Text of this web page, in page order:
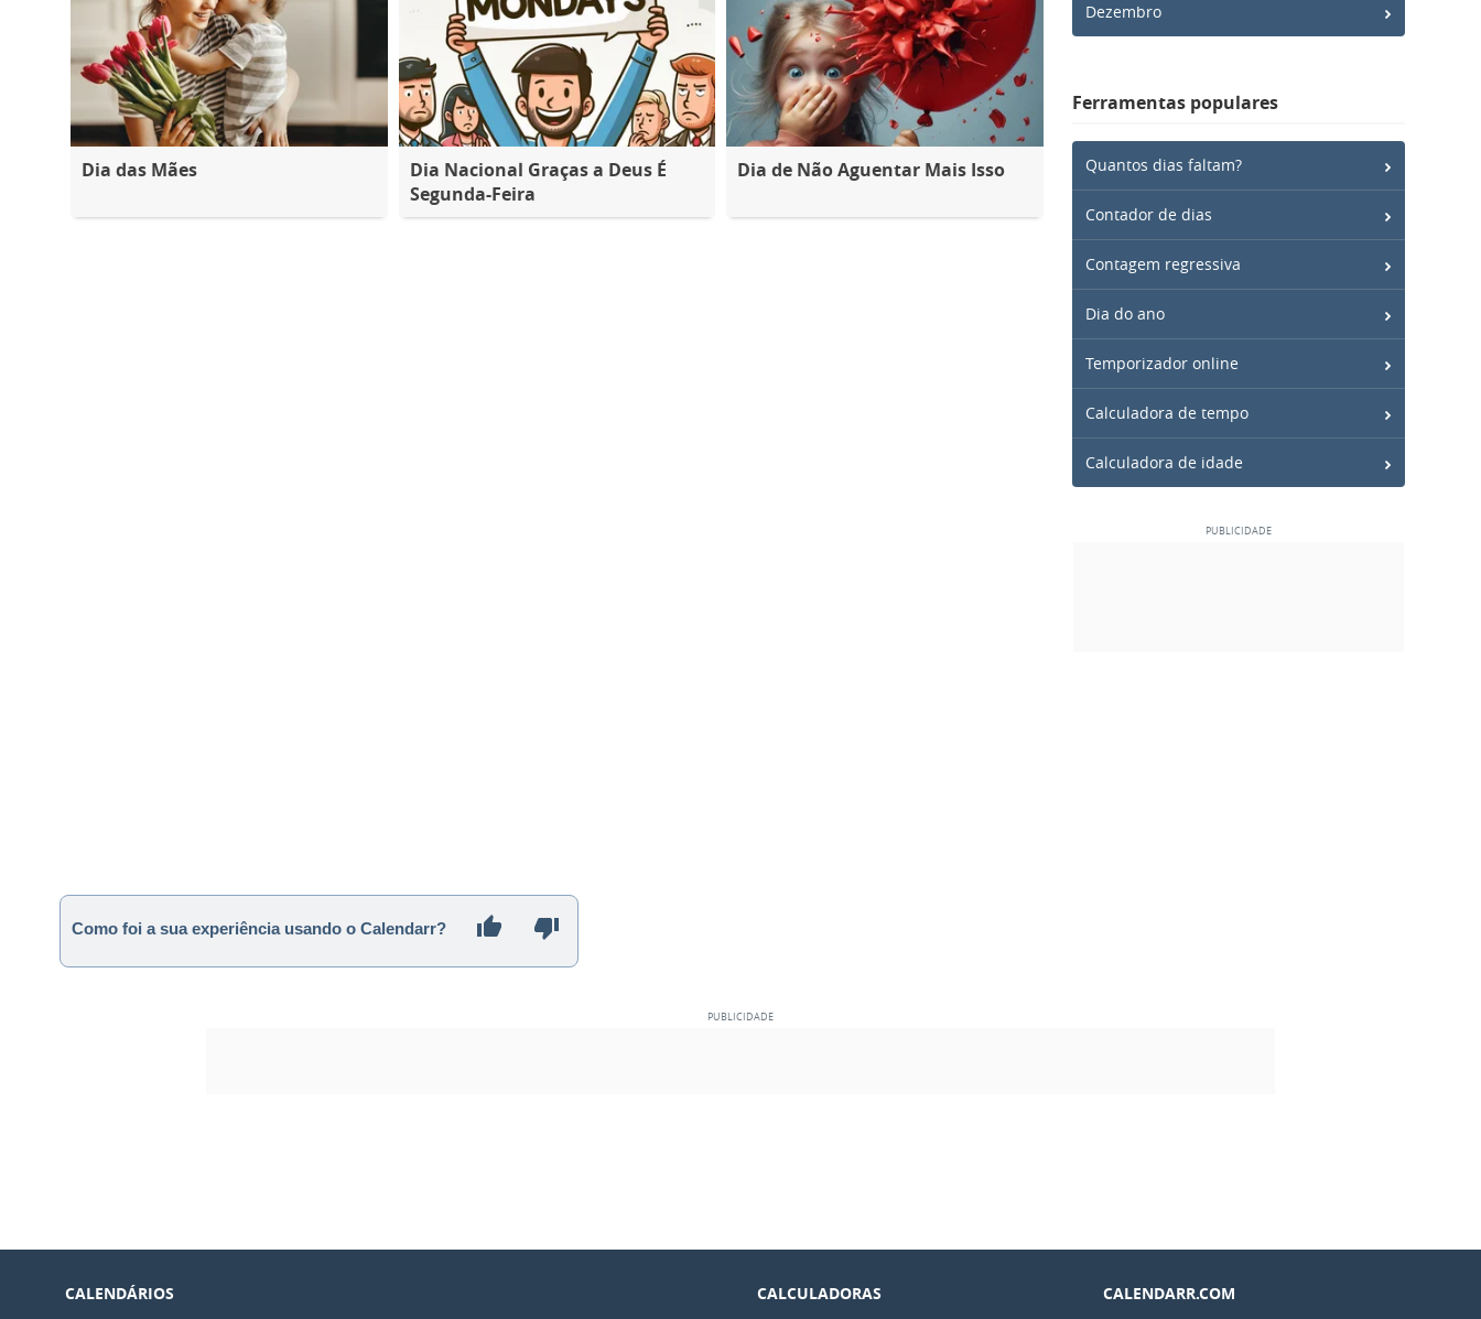
Dia das Mães
Dia Nacional Graças a Deus É
Segunda-Feira
Dia de Não Aguentar Mais Isso
Dezembro
Ferramentas populares
Quantos dias faltam?
Contador de dias
Contagem regressiva
Dia do ano
Temporizador online
Calculadora de tempo
Calculadora de idade
Como foi a sua experiência usando o Calendarr?
CALENDÁRIOS CALCULADORAS CALENDARR.COM